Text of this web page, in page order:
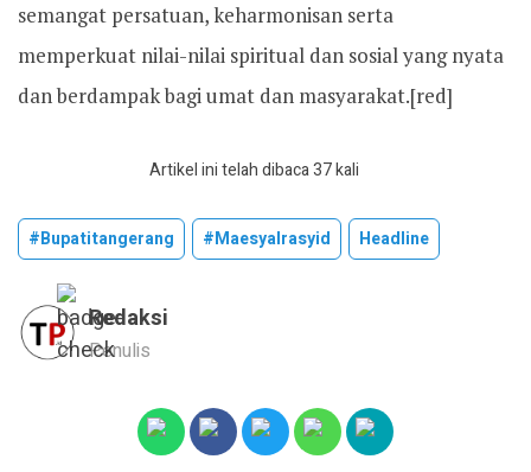
semangat persatuan, keharmonisan serta
memperkuat nilai-nilai spiritual dan sosial yang nyata
dan berdampak bagi umat dan masyarakat.[red]
Artikel ini telah dibaca 37 kali
#bupatitangerang #maesyalrasyid Headline
Redaksi
Penulis